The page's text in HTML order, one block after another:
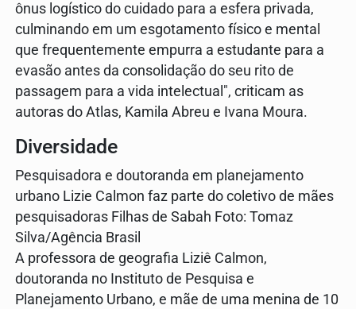
ônus logístico do cuidado para a esfera privada,
culminando em um esgotamento físico e mental
que frequentemente empurra a estudante para a
evasão antes da consolidação do seu rito de
passagem para a vida intelectual", criticam as
autoras do Atlas, Kamila Abreu e Ivana Moura.
Diversidade
Pesquisadora e doutoranda em planejamento
urbano Lizie Calmon faz parte do coletivo de mães
pesquisadoras Filhas de Sabah Foto: Tomaz
Silva/Agência Brasil
A professora de geografia Liziê Calmon,
doutoranda no Instituto de Pesquisa e
Planejamento Urbano, e mãe de uma menina de 10